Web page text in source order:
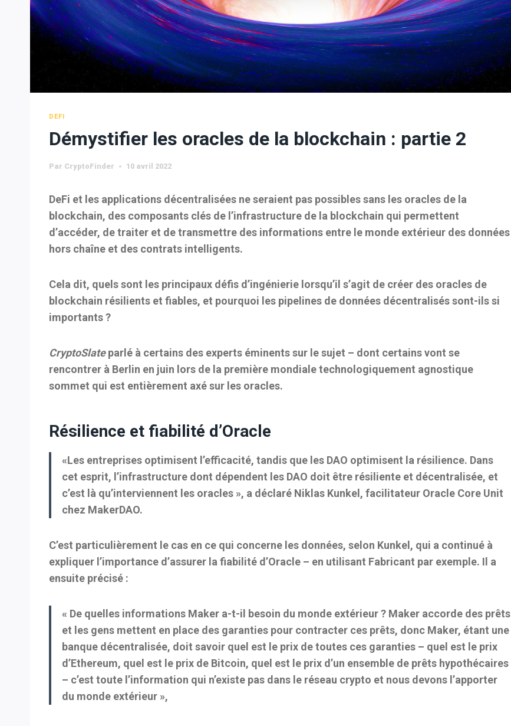
DEFI
Démystifier les oracles de la blockchain : partie 2
Par CryptoFinder 10 avril 2022
DeFi et les applications décentralisées ne seraient pas possibles sans les oracles de la
blockchain, des composants clés de l’infrastructure de la blockchain qui permettent
d’accéder, de traiter et de transmettre des informations entre le monde extérieur des données
hors chaîne et des contrats intelligents.
Cela dit, quels sont les principaux défis d’ingénierie lorsqu’il s’agit de créer des oracles de
blockchain résilients et fiables, et pourquoi les pipelines de données décentralisés sont-ils si
importants ?
CryptoSlateparlé à certains des experts éminents sur le sujet – dont certains vont se
rencontrer à Berlin en juin lors de la première mondiale technologiquement agnostique
sommet qui est entièrement axé sur les oracles.
Résilience et fiabilité d’Oracle
«Les entreprises optimisent l’efficacité, tandis que les DAO optimisent la résilience. Dans
cet esprit, l’infrastructure dont dépendent les DAO doit être résiliente et décentralisée, et
c’est là qu’interviennent les oracles », a déclaré Niklas Kunkel, facilitateur Oracle Core Unit
chez MakerDAO.
C’est particulièrement le cas en ce qui concerne les données, selon Kunkel, qui a continué à
expliquer l’importance d’assurer la fiabilité d’Oracle – en utilisant Fabricant par exemple. Il a
ensuite précisé :
« De quelles informations Maker a-t-il besoin du monde extérieur ? Maker accorde des prêts
et les gens mettent en place des garanties pour contracter ces prêts, donc Maker, étant une
banque décentralisée, doit savoir quel est le prix de toutes ces garanties – quel est le prix
d’Ethereum, quel est le prix de Bitcoin, quel est le prix d’un ensemble de prêts hypothécaires
– c’est toute l’information qui n’existe pas dans le réseau crypto et nous devons l’apporter
du monde extérieur »,